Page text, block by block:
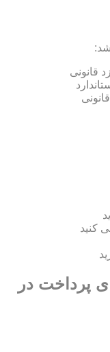
قانونی
کنید
پرداخت در